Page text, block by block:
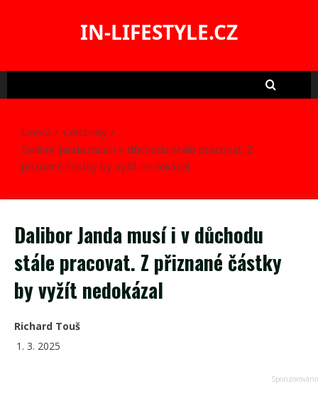
IN-LIFESTYLE.CZ
Domů
Celebrity
Dalibor Janda musí i v důchodu stále pracovat. Z
přiznané částky by vyžít nedokázal
Dalibor Janda musí i v důchodu
stále pracovat. Z přiznané částky
by vyžít nedokázal
Richard Touš
1. 3. 2025